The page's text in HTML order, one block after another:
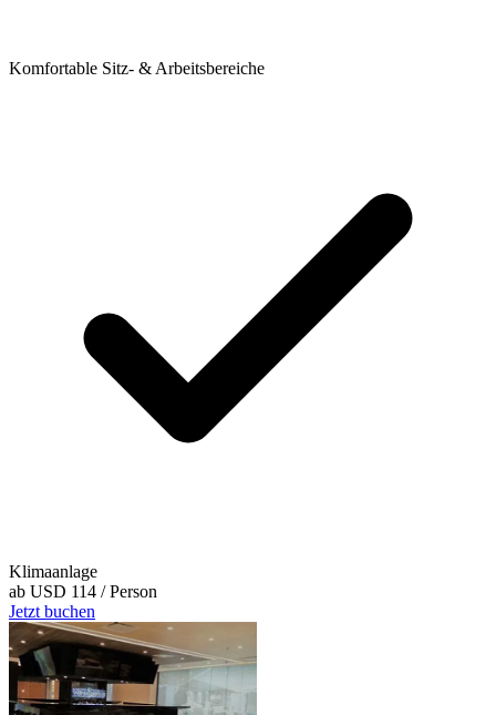
Komfortable Sitz- & Arbeitsbereiche
Klimaanlage
ab USD 114 / Person
Jetzt buchen